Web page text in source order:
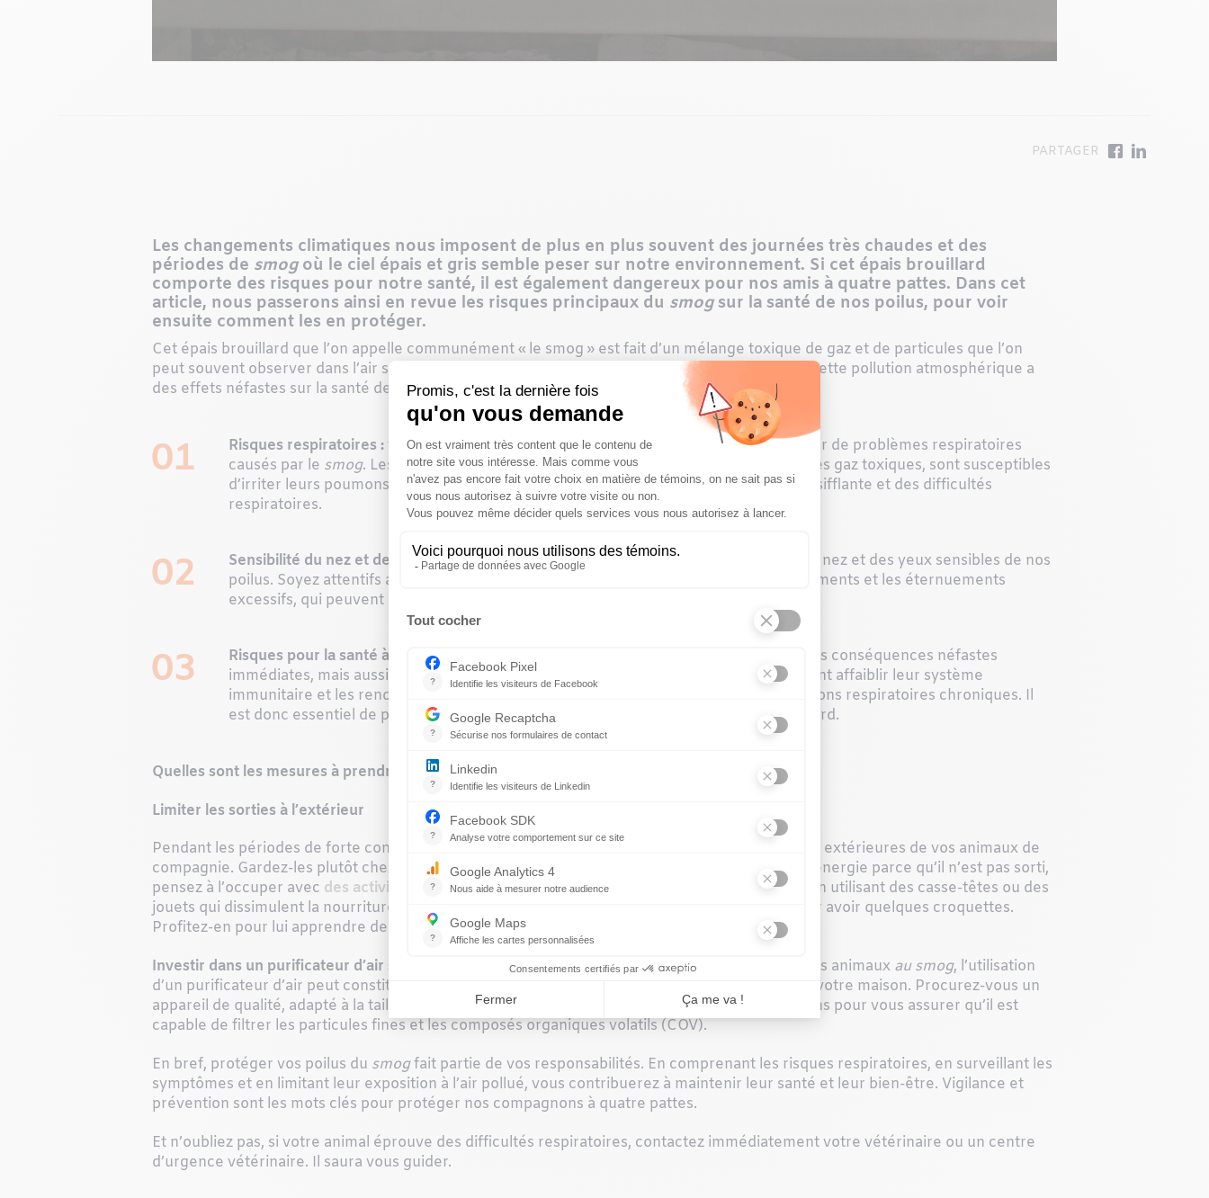
Les changements climatiques nous imposent de plus en plus souvent des journées très chaudes et des
périodes de smogoù le ciel épais et gris semble peser sur notre environnement. Si cet épais brouillard
comporte des risques pour notre santé, il est également dangereux pour nos amis à quatre pattes. Dans cet
article, nous passerons ainsi en revue les risques principaux du smogsur la santé de nos poilus, pour voir
ensuite comment les en protéger.
Cet épais brouillard que l’on appelle communément « le smog » est fait d’un mélange toxique de gaz et de particules que l’on
peut souvent observer dans l’air sous forme de brume. Tout comme sur la santé des humains, cette pollution atmosphérique a
des effets néfastes sur la santé de nos compagnons.
01 Risques respiratoires :tout comme nous, nos animaux de compagnie peuvent souffrir de problèmes respiratoires
causés par le smog. Les polluants présents dans l’air, tels que les particules fines et les gaz toxiques, sont susceptibles
d’irriter leurs poumons et entraîner des symptômes comme la toux, une respiration sifflante et des difficultés
respiratoires.
02 Sensibilité du nez et des yeux :lesmogpeut provoquer une irritation significative du nez et des yeux sensibles de nos
poilus. Soyez attentifs aux signes tels que les rougeurs, les écoulements, les larmoiements et les éternuements
excessifs, qui peuvent indiquer une réaction allergique ou une irritation.
03 Risques pour la santé à long terme :
peut avoir des conséquences néfastes
immédiates, mais aussi à long terme sur la santé de nos animaux. Elle peut notamment affaiblir leur système
immunitaire et les rendre plus vulnérables aux infections, aux allergies et aux affections respiratoires chroniques. Il
est donc essentiel de prendre des mesures pour réduire leur exposition à ce brouillard.
Quelles sont les mesures à prendre pour protéger nos poilus du
Limiter les sorties à l’extérieur
Pendant les périodes de forte concentration de , il est recommandé de limiter les activités extérieures de vos animaux de
compagnie. Gardez-les plutôt chez vous jusqu’à ce que l’air s’éclaircisse. Si votre poilu a trop d’énergie parce qu’il n’est pas sorti,
pensez à l’occuper avec des activités que vous pouvez faire à la maison
Faites-le « travailler » en utilisant des casse-têtes ou des
jouets qui dissimulent la nourriture. Demandez à votre chien de s’asseoir ou de se coucher pour avoir quelques croquettes.
Profitez-en pour lui apprendre de nouveaux trucs.
Investir dans un purificateur d’air : outre les mesures préventives pour limiter l’exposition de vos animaux au smog, l’utilisation
d’un purificateur d’air peut constituer une solution efficace pour améliorer la qualité de l’air de votre maison. Procurez-vous un
appareil de qualité, adapté à la taille de la pièce où il sera utilisé. Consultez bien ses spécifications pour vous assurer qu’il est
capable de filtrer les particules fines et les composés organiques volatils (COV).
En bref, protéger vos poilus du smogfait partie de vos responsabilités. En comprenant les risques respiratoires, en surveillant les
symptômes et en limitant leur exposition à l’air pollué, vous contribuerez à maintenir leur santé et leur bien-être. Vigilance et
prévention sont les mots clés pour protéger nos compagnons à quatre pattes.
Et n’oubliez pas, si votre animal éprouve des difficultés respiratoires, contactez immédiatement votre vétérinaire ou un centre
d’urgence vétérinaire. Il saura vous guider.